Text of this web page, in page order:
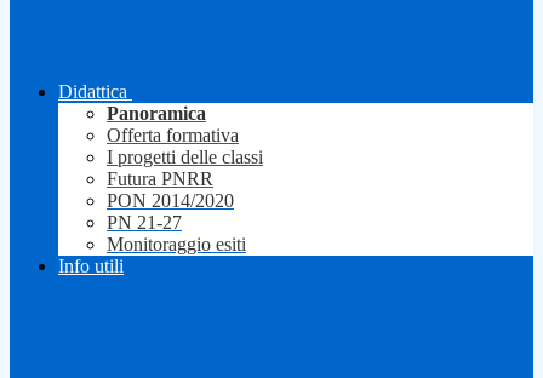
Didattica
Panoramica
Offerta formativa
I progetti delle classi
Futura PNRR
PON 2014/2020
PN 21-27
Monitoraggio esiti
Info utili